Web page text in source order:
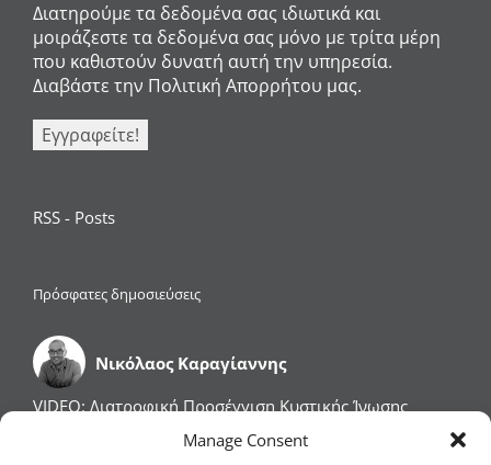
Manage Consent
Διατηρούμε τα δεδομένα σας ιδιωτικά και
μοιράζεστε τα δεδομένα σας μόνο με τρίτα μέρη
που καθιστούν δυνατή αυτή την υπηρεσία.
Διαβάστε την Πολιτική Απορρήτου μας.
RSS - Posts
Πρόσφατες δημοσιεύσεις
Νικόλαος Καραγίαννης
VIDEO: Διατροφική Προσέγγιση Κυστικής Ίνωσης
VIDEO: Φλεγμονώδεις Παθήσεις του Εντέρου: Νόσος
του Crohn & Ελκώδης Κολίτιδα